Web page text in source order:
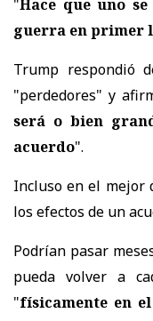
"Hace que uno
guerra en primer
Trump respondió
"perdedores" y
será o bien
acuerdo".
Incluso en el mejor
los efectos de un
Podrían pasar
pueda volver a
"físicamente en